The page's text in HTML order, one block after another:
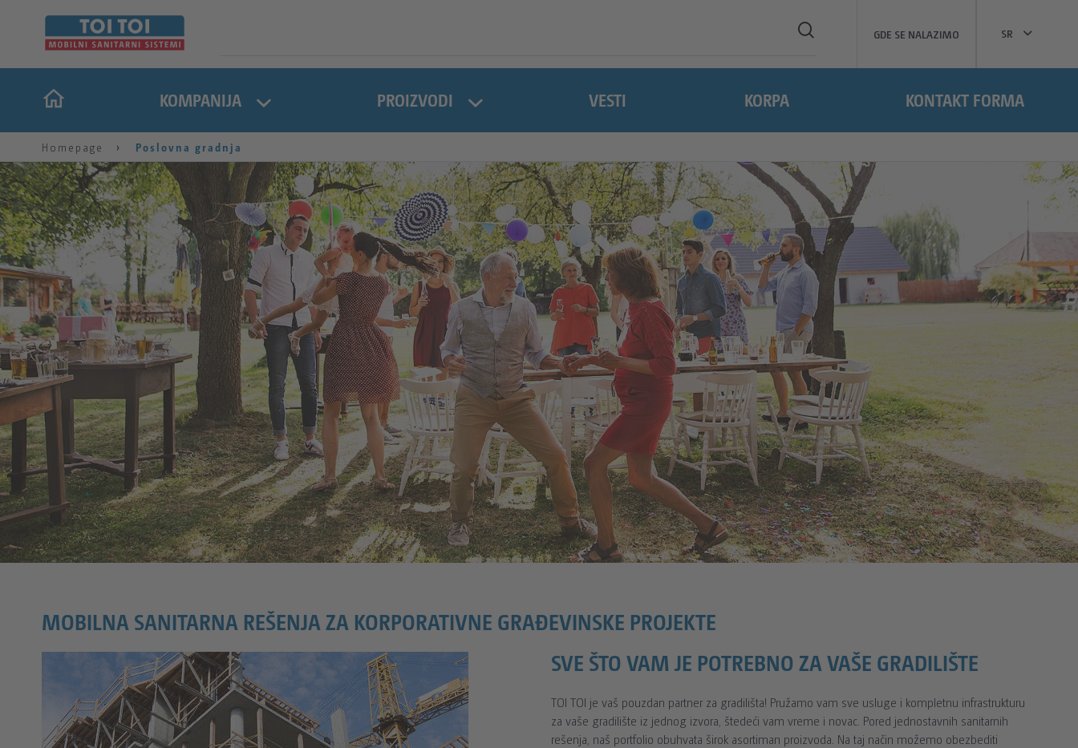
GDE SE NALAZIMO SR
KOMPANIJA PROIZVODI VESTI KORPA KONTAKT FORMA
Homepage Poslovna gradnja
MOBILNA SANITARNA REŠENJA ZA KORPORATIVNE GRAĐEVINSKE PROJEKTE
SVE ŠTO VAM JE POTREBNO ZA VAŠE GRADILIŠTE
TOI TOI je vaš pouzdan partner za gradilišta! Pružamo vam sve usluge i kompletnu infrastrukturu
za vaše gradilište iz jednog izvora, štedeći vam vreme i novac. Pored jednostavnih sanitarnih
rešenja, naš portfolio obuhvata širok asortiman proizvoda. Na taj način možemo obezbediti